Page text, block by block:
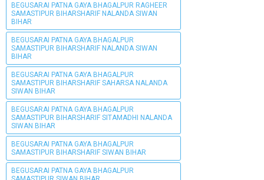
BEGUSARAI PATNA GAYA BHAGALPUR RAGHEER
SAMASTIPUR BIHARSHARIF NALANDA SIWAN
BIHAR
BEGUSARAI PATNA GAYA BHAGALPUR
SAMASTIPUR BIHARSHARIF NALANDA SIWAN
BIHAR
BEGUSARAI PATNA GAYA BHAGALPUR
SAMASTIPUR BIHARSHARIF SAHARSA NALANDA
SIWAN BIHAR
BEGUSARAI PATNA GAYA BHAGALPUR
SAMASTIPUR BIHARSHARIF SITAMADHI NALANDA
SIWAN BIHAR
BEGUSARAI PATNA GAYA BHAGALPUR
SAMASTIPUR BIHARSHARIF SIWAN BIHAR
BEGUSARAI PATNA GAYA BHAGALPUR